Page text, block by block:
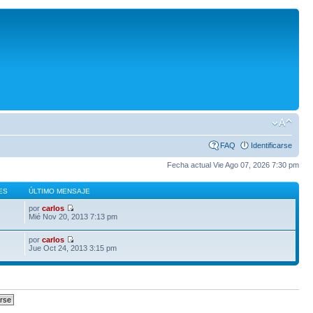
FAQ Identificarse
Fecha actual Vie Ago 07, 2026 7:30 pm
ÚLTIMO MENSAJE
porcarlos
Mié Nov 20, 2013 7:13 pm
porcarlos
Jue Oct 24, 2013 3:15 pm